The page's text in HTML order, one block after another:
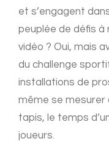
et s’engagent
peuplée de défis à
vidéo ? Oui, mais
du challenge
installations de
même se mesurer
tapis, le temps
joueurs.